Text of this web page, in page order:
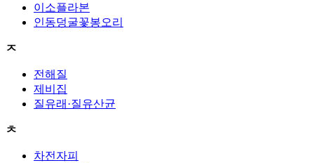
이소플라본
인동덩굴꽃봉오리
ㅈ
전해질
제비집
질유래·질유산균
ㅊ
차전자피